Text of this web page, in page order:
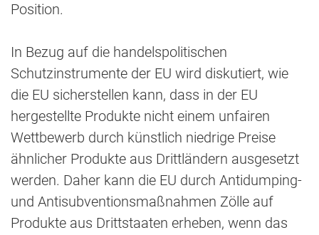
Position.
In Bezug auf die handelspolitischen
Schutzinstrumente der EU wird diskutiert, wie
die EU sicherstellen kann, dass in der EU
hergestellte Produkte nicht einem unfairen
Wettbewerb durch künstlich niedrige Preise
ähnlicher Produkte aus Drittländern ausgesetzt
werden. Daher kann die EU durch Antidumping-
und Antisubventionsmaßnahmen Zölle auf
Produkte aus Drittstaaten erheben, wenn das